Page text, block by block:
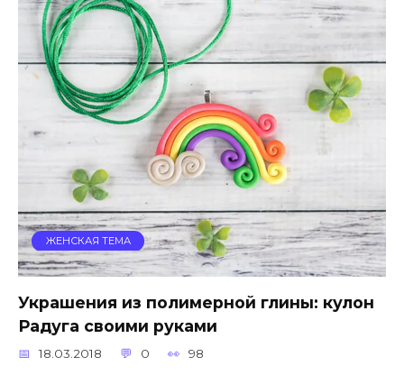
ЖЕНСКАЯ ТЕМА
Украшения из полимерной глины: кулон
Радуга своими руками
18.03.2018 0 98